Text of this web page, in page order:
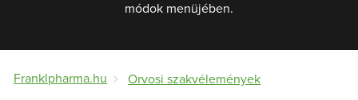
módok menüjében.
Franklpharma.hu Orvosi szakvélemények